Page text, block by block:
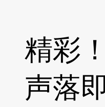
精彩
声落